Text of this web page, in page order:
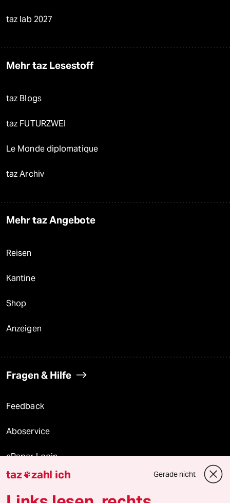
taz lab 2027
Mehr taz Lesestoff
taz Blogs
taz FUTURZWEI
Le Monde diplomatique
taz Archiv
Mehr taz Angebote
Reisen
Kantine
Shop
Anzeigen
Fragen & Hilfe
Feedback
Aboservice
ePaper Login
Downloads für Abonnierende
taz zahl ich Gerade nicht